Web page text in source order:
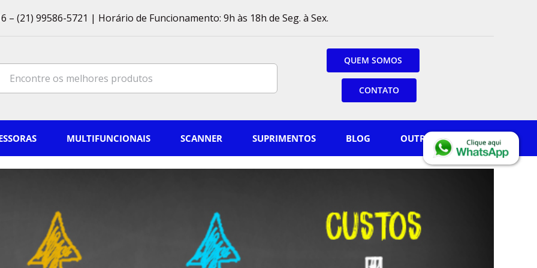
– (21) 99586-5721 | Horário de Funcionamento: 9h às 18h de Seg. à Sex.
QUEM SOMOS
CONTATO
MULTIFUNCIONAIS SCANNER SUPRIMENTOS BLOG OUTROS PRODUTOS